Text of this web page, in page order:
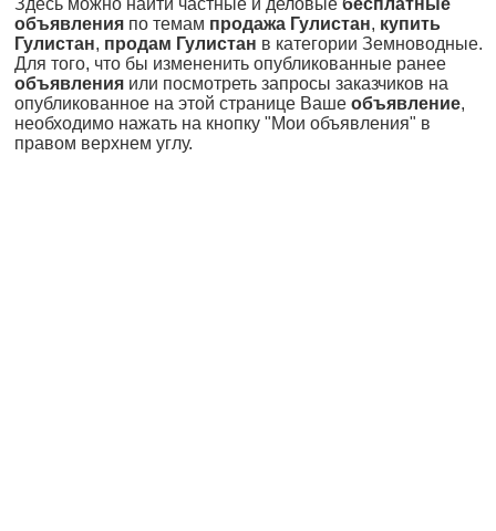
Здесь можно найти частные и деловые бесплатные
объявления по темам продажа Гулистан, купить
Гулистан, продам Гулистан в категории Земноводные.
Для того, что бы измененить опубликованные ранее
объявления или посмотреть запросы заказчиков на
опубликованное на этой странице Ваше объявление,
необходимо нажать на кнопку "Мои объявления" в
правом верхнем углу.